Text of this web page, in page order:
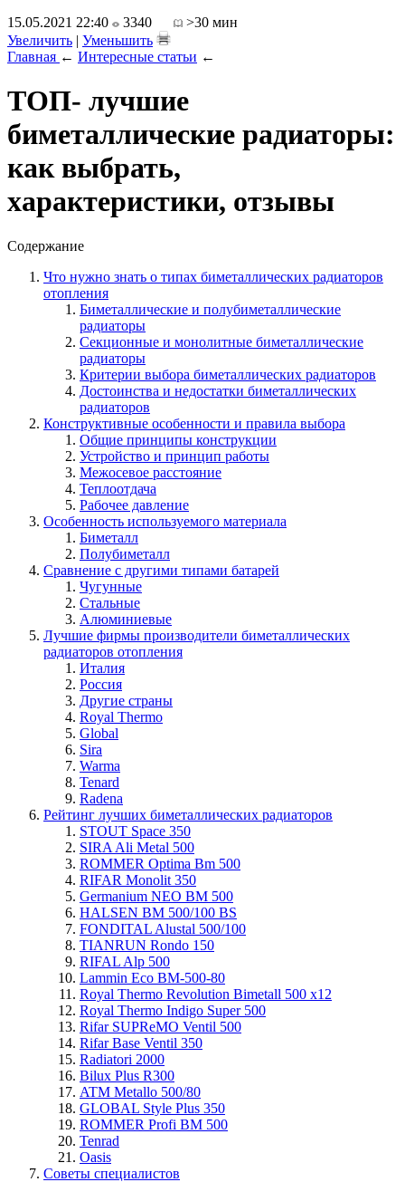
15.05.2021 22:40
3340
>30 мин
Увеличить | Уменьшить
Главная ← Интересные статьи ←
ТОП- лучшие
биметаллические радиаторы:
как выбрать,
характеристики, отзывы
Содержание
Что нужно знать о типах биметаллических радиаторов
отопления
Биметаллические и полубиметаллические
радиаторы
Секционные и монолитные биметаллические
радиаторы
Критерии выбора биметаллических радиаторов
Достоинства и недостатки биметаллических
радиаторов
Конструктивные особенности и правила выбора
Общие принципы конструкции
Устройство и принцип работы
Межосевое расстояние
Теплоотдача
Рабочее давление
Особенность используемого материала
Биметалл
Полубиметалл
Сравнение с другими типами батарей
Чугунные
Стальные
Алюминиевые
Лучшие фирмы производители биметаллических
радиаторов отопления
Италия
Россия
Другие страны
Royal Thermo
Global
Sira
Warma
Tenard
Radena
Рейтинг лучших биметаллических радиаторов
STOUT Space 350
SIRA Ali Metal 500
ROMMER Optima Bm 500
RIFAR Monolit 350
Germanium NEO BM 500
HALSEN BM 500/100 BS
FONDITAL Alustal 500/100
TIANRUN Rondo 150
RIFAL Alp 500
Lammin Eco BM-500-80
Royal Thermo Revolution Bimetall 500 x12
Royal Thermo Indigo Super 500
Rifar SUPReMO Ventil 500
Rifar Base Ventil 350
Radiatori 2000
Bilux Plus R300
ATM Metallo 500/80
GLOBAL Style Plus 350
ROMMER Profi BM 500
Tenrad
Oasis
Советы специалистов